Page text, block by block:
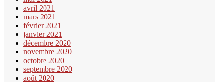
avril 2021
mars 2021
février 2021
janvier 2021
décembre 2020
novembre 2020
octobre 2020
septembre 2020
août 2020